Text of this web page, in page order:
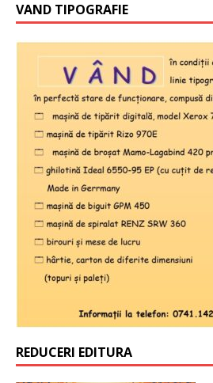
VAND TIPOGRAFIE
REDUCERI EDITURA